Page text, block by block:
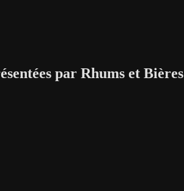
par Rhums et Bières